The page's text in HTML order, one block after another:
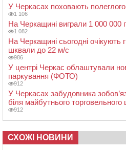
У Черкасах поховають
1 106
На Черкащині виграли 1 000 000
1 082
На Черкащині сьогодні очікують
шквали до 22 м/с
986
У центрі Черкас облаштували
паркування (ФОТО)
912
У Черкасах забудовника
біля майбутнього
912
СХОЖІ НОВИНИ